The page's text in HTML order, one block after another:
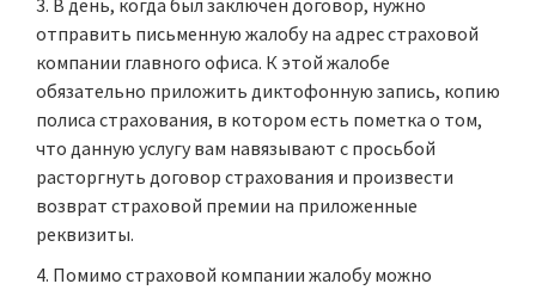
В день, когда был заключен договор, нужно
отправить письменную жалобу на адрес страховой
компании главного офиса. К этой жалобе
обязательно приложить диктофонную запись, копию
полиса страхования, в котором есть пометка о том,
что данную услугу вам навязывают с просьбой
расторгнуть договор страхования и произвести
возврат страховой премии на приложенные
реквизиты.
Помимо страховой компании жалобу можно